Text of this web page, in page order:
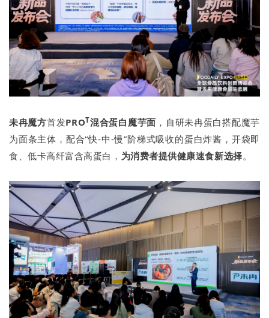
未冉魔方首发PROT混合蛋白魔芋面 ，自研未冉蛋白搭配魔芋
为面条主体，配合“快-中-慢”阶梯式吸收的蛋白炸酱，开袋即
食、低卡高纤富含高蛋白， 为消费者提供健康速食新选择。